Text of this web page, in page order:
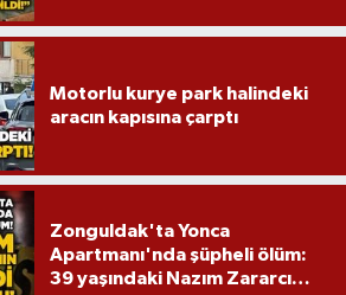
Motorlu kurye park halindeki
aracın kapısına çarptı
Zonguldak'ta Yonca
Apartmanı'nda şüpheli ölüm:
39 yaşındaki Nazım Zararcı